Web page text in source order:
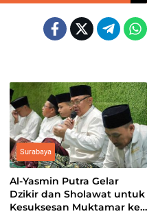
Surabaya
Al-Yasmin Putra Gelar
Dzikir dan Sholawat untuk
Kesuksesan Muktamar ke-